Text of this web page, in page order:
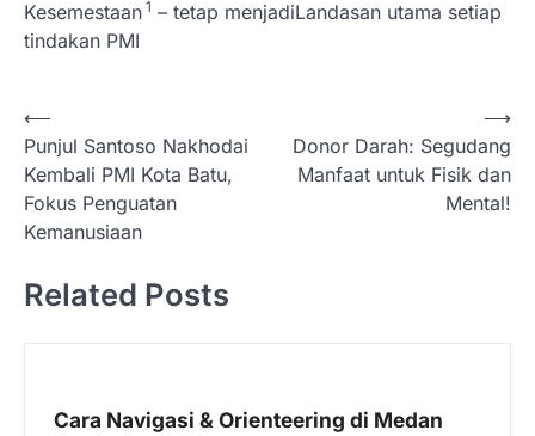
Kesemestaan 1 – tetap menjadiLandasan utama setiap
tindakan PMI
N
a
v
i
a
⟵
Punjul Santoso Nakhodai
Kembali PMI Kota Batu,
Fokus Penguatan
Kemanusiaan
Donor Darah: Segudang
Manfaat untuk Fisik dan
Mental!
⟶
Related Posts
Cara Navigasi & Orienteering di Medan